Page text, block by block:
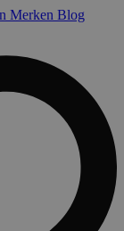
Merken Blog